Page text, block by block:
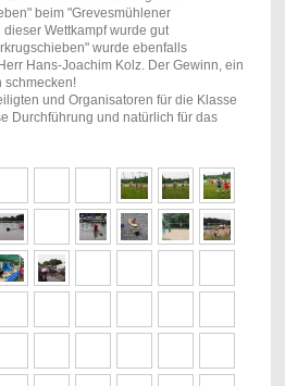
beim "Grevesmühlener
Wettkampf wurde gut
wurde ebenfalls
Hans-Joachim Kolz. Der Gewinn, ein
schmecken!
und Organisatoren für die Klasse
Durchführung und natürlich für das